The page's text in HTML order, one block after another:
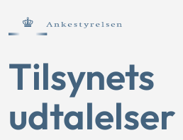
Tilsynets
udtalelser